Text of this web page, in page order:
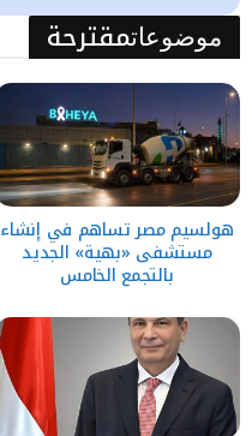
موضوعاتمقترحة
هولسيم مصر تساهم في إنشاء
مستشفى «بهية» الجديد
بالتجمع الخامس